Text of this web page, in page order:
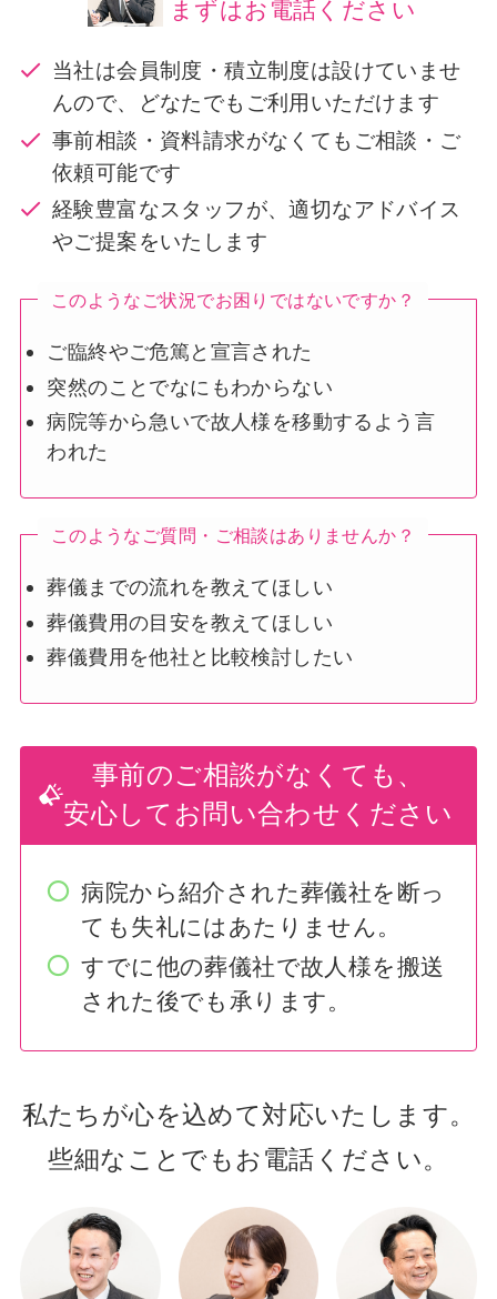
まずはお電話ください
当社は会員制度・積立制度は設けていませ
んので、どなたでもご利用いただけます
事前相談・資料請求がなくてもご相談・ご
依頼可能です
経験豊富なスタッフが、適切なアドバイス
やご提案をいたします
このようなご状況でお困りではないですか？
ご臨終やご危篤と宣言された
突然のことでなにもわからない
病院等から急いで故人様を移動するよう言
われた
このようなご質問・ご相談はありませんか？
葬儀までの流れを教えてほしい
葬儀費用の目安を教えてほしい
葬儀費用を他社と比較検討したい
事前のご相談がなくても、
安心してお問い合わせください
病院から紹介された葬儀社を断っ
ても失礼にはあたりません。
すでに他の葬儀社で故人様を搬送
された後でも承ります。
私たちが心を込めて対応いたします。
些細なことでもお電話ください。